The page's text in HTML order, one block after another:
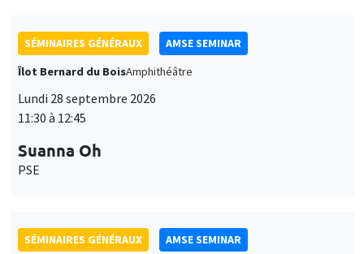
SÉMINAIRES GÉNÉRAUX
AMSE SEMINAR
Îlot Bernard du BoisAmphithéâtre
Lundi 28 septembre 2026
11:30 à 12:45
Suanna Oh
PSE
SÉMINAIRES GÉNÉRAUX
AMSE SEMINAR